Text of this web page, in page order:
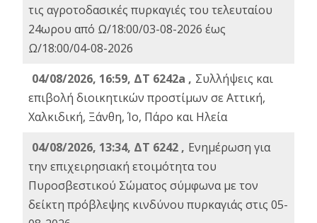
τις αγροτοδασικές πυρκαγιές του τελευταίου
24ωρου από Ω/18:00/03-08-2026 έως
Ω/18:00/04-08-2026
04/08/2026, 16:59, ΔΤ 6242a , Συλλήψεις και
επιβολή διοικητικών προστίμων σε Αττική,
Χαλκιδική, Ξάνθη, Ίο, Πάρο και Ηλεία
04/08/2026, 13:34, ΔΤ 6242 , Ενημέρωση για
την επιχειρησιακή ετοιμότητα του
Πυροσβεστικού Σώματος σύμφωνα με τον
δείκτη πρόβλεψης κινδύνου πυρκαγιάς στις 05-